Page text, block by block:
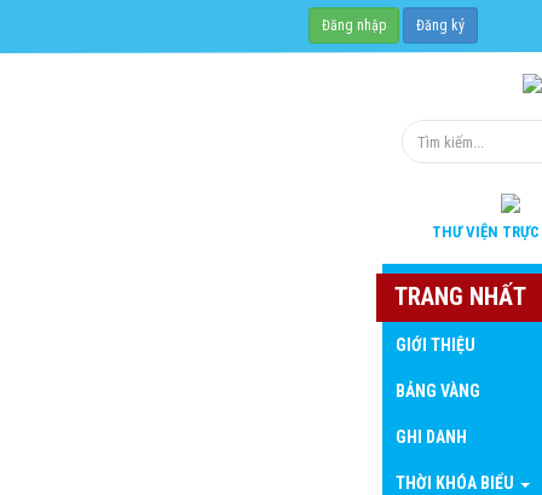
Đăng nhập Đăng ký
THƯ VIỆN
TRANG NHẤT
GIỚI THIỆU
BẢNG VÀNG
GHI DANH
THỜI KHÓA BIỂU